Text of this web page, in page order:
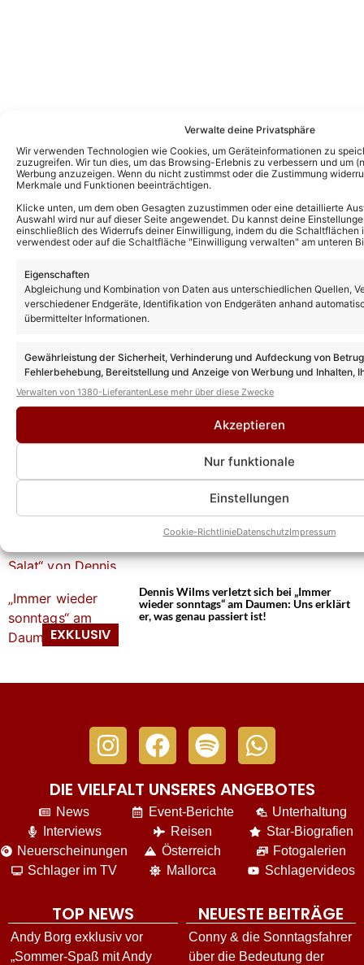
Verwalte deine Privatsphäre
Wir verwenden Technologien wie Cookies, um Geräteinformationen zu
zuzugreifen. Wir tun dies, um das Browsing-Erlebnis zu verbessern und um
Werbung anzuzeigen. Wenn du nicht zustimmst oder die Zustimmung
Merkmale und Funktionen beeinträchtigen.
Klicke unten, um dem oben Gesagten zuzustimmen oder eine detaillierte
Auswahl wird nur auf dieser Seite angewendet. Du kannst deine
einschließlich des Widerrufs deiner Einwilligung, indem du die
verwendest oder auf die Schaltfläche "Einwilligung verwalten" am unteren
Eigenschaften
Abgleichung und Kombination von Daten aus unterschiedlichen Quellen,
verschiedener Endgeräte, Identifikation von Endgeräten anhand
übermittelter Informationen.
Gewährleistung der Sicherheit, Verhinderung und Aufdeckung von
Fehlerbehebung, Bereitstellung und Anzeige von Werbung und Inhalten,
Entscheidungen zum Datenschutz speichern und übermitteln.
Verwalten von 1380-LieferantenLese mehr über diese Zwecke
Akzeptieren
Nur funktionale
Einstellungen
Cookie-RichtlinieDatenschutzImpressum
(Offizielles Musikvideo)
Dennis Wilms über neuen Song „Träum
von dir“ und wie die 80er seinen Sound
„Immer wieder sonntags: Das Rezept zum
Wilms
Dennis Wilms verletzt sich bei „Immer
wieder sonntags“ am Daumen: Uns erklärt
er, was genau passiert ist!
DIE VIELFALT UNSERES ANGEBOTES
News
Interviews
Neuerscheinungen
Schlager im TV
Event-Berichte
Reisen
Österreich
Mallorca
Unterhaltung
Star-Biografien
Fotogalerien
Schlagervideos
TOP NEWS
Andy Borg exklusiv vor
„Sommer-Spaß mit Andy
NEUESTE BEITRÄGE
Conny & die Sonntagsfahrer
über die Bedeutung der